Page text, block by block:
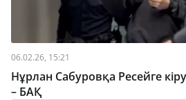
06.02.26, 15:21
Нұрлан Сабуровқа Ресейге
– БАҚ